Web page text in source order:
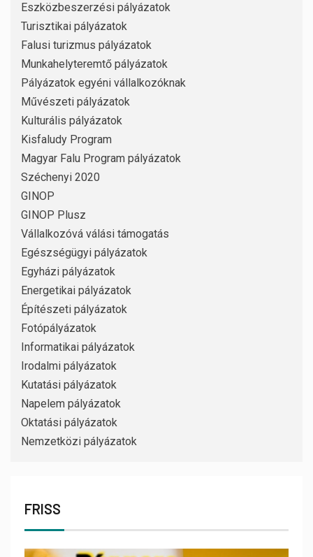
Eszközbeszerzési pályázatok
Turisztikai pályázatok
Falusi turizmus pályázatok
Munkahelyteremtő pályázatok
Pályázatok egyéni vállalkozóknak
Művészeti pályázatok
Kulturális pályázatok
Kisfaludy Program
Magyar Falu Program pályázatok
Széchenyi 2020
GINOP
GINOP Plusz
Vállalkozóvá válási támogatás
Egészségügyi pályázatok
Egyházi pályázatok
Energetikai pályázatok
Építészeti pályázatok
Fotópályázatok
Informatikai pályázatok
Irodalmi pályázatok
Kutatási pályázatok
Napelem pályázatok
Oktatási pályázatok
Nemzetközi pályázatok
FRISS